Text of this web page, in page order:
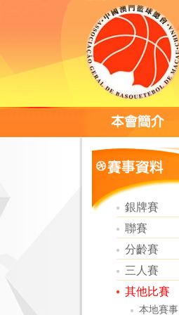
銀牌賽
聯賽
分齡賽
三人賽
其他比賽
本地賽事